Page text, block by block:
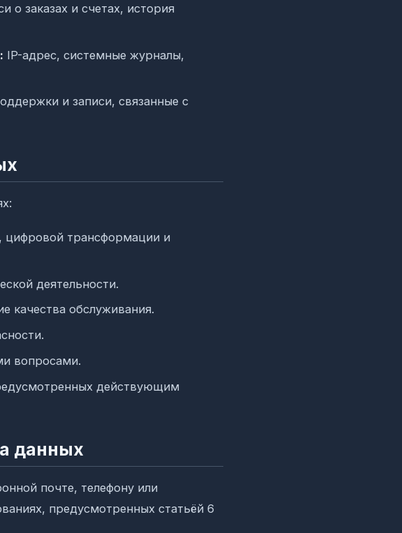
о заказах и счетах, история
IP-адрес, системные журналы,
и записи, связанные с
цифровой трансформации и
деятельности.
качества обслуживания.
вопросами.
действующим
данных
почте, телефону или
предусмотренных статьёй 6